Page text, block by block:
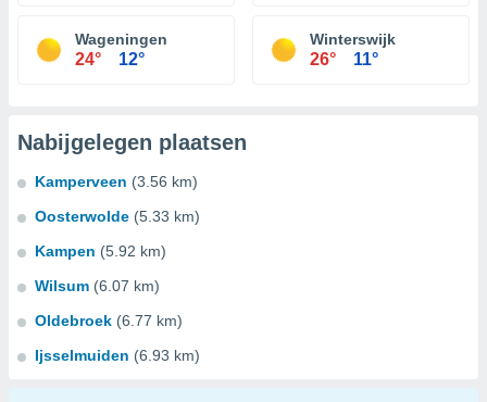
Wageningen
24° 12°
Winterswijk
26° 11°
Nabijgelegen plaatsen
Kamperveen (3.56 km)
Oosterwolde (5.33 km)
Kampen (5.92 km)
Wilsum (6.07 km)
Oldebroek (6.77 km)
Ijsselmuiden (6.93 km)